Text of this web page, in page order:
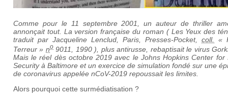
Comme pour le 11 septembre 2001, un auteur de thriller
annonçait tout. La version française du roman ( Les Yeux des
traduit par Jacqueline Lenclud, Paris, Presses-Pocket, coll.
«
Terreur » no 9011, 1990 ), plus antirusse, rebaptisait le virus
Mais le réel dès octobre 2019 avec le Johns Hopkins Center for
Security à Baltimore et un exercice de simulation fondé sur une
de coronavirus appelée nCoV-2019 repoussait les limites.
Alors pourquoi cette surmédiatisation ?